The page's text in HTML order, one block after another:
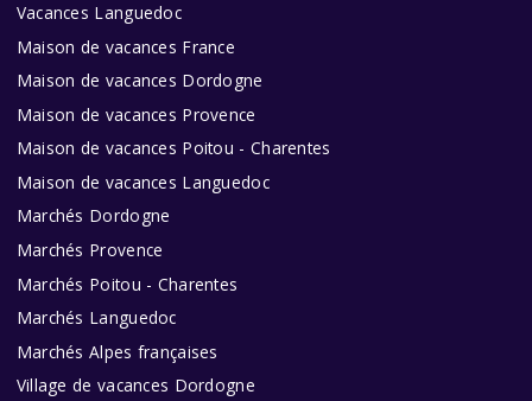
Vacances Languedoc
Maison de vacances France
Maison de vacances Dordogne
Maison de vacances Provence
Maison de vacances Poitou - Charentes
Maison de vacances Languedoc
Marchés Dordogne
Marchés Provence
Marchés Poitou - Charentes
Marchés Languedoc
Marchés Alpes françaises
Village de vacances Dordogne